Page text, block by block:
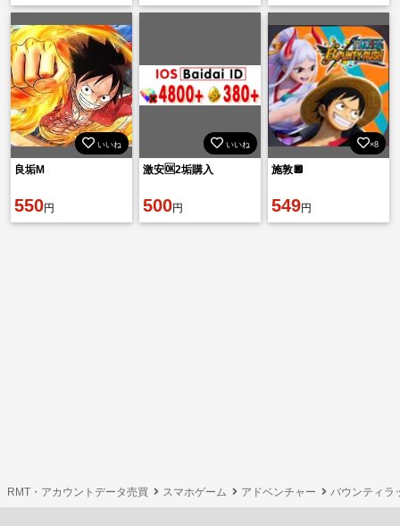
いいね
良垢M
550円
いいね
激安🆗2垢購入
500円
×8
施敦🔲
549円
RMT・アカウントデータ売買 スマホゲーム アドベンチャー バウンティラ